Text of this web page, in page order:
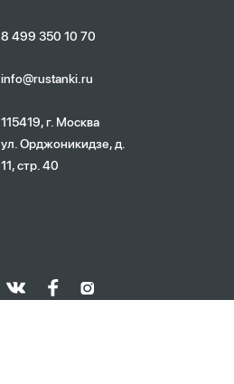
8 499 350 10 70
info@rustanki.ru
115419, г. Москва
ул. Орджоникидзе, д.
11, стр. 40